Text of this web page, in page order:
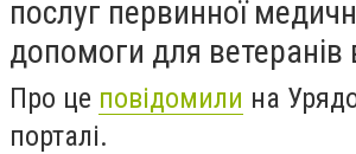
послуг первинної
допомоги для ветеранів
Про це повідомили на
порталі.